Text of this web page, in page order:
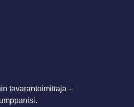
tavarantoimittaja –